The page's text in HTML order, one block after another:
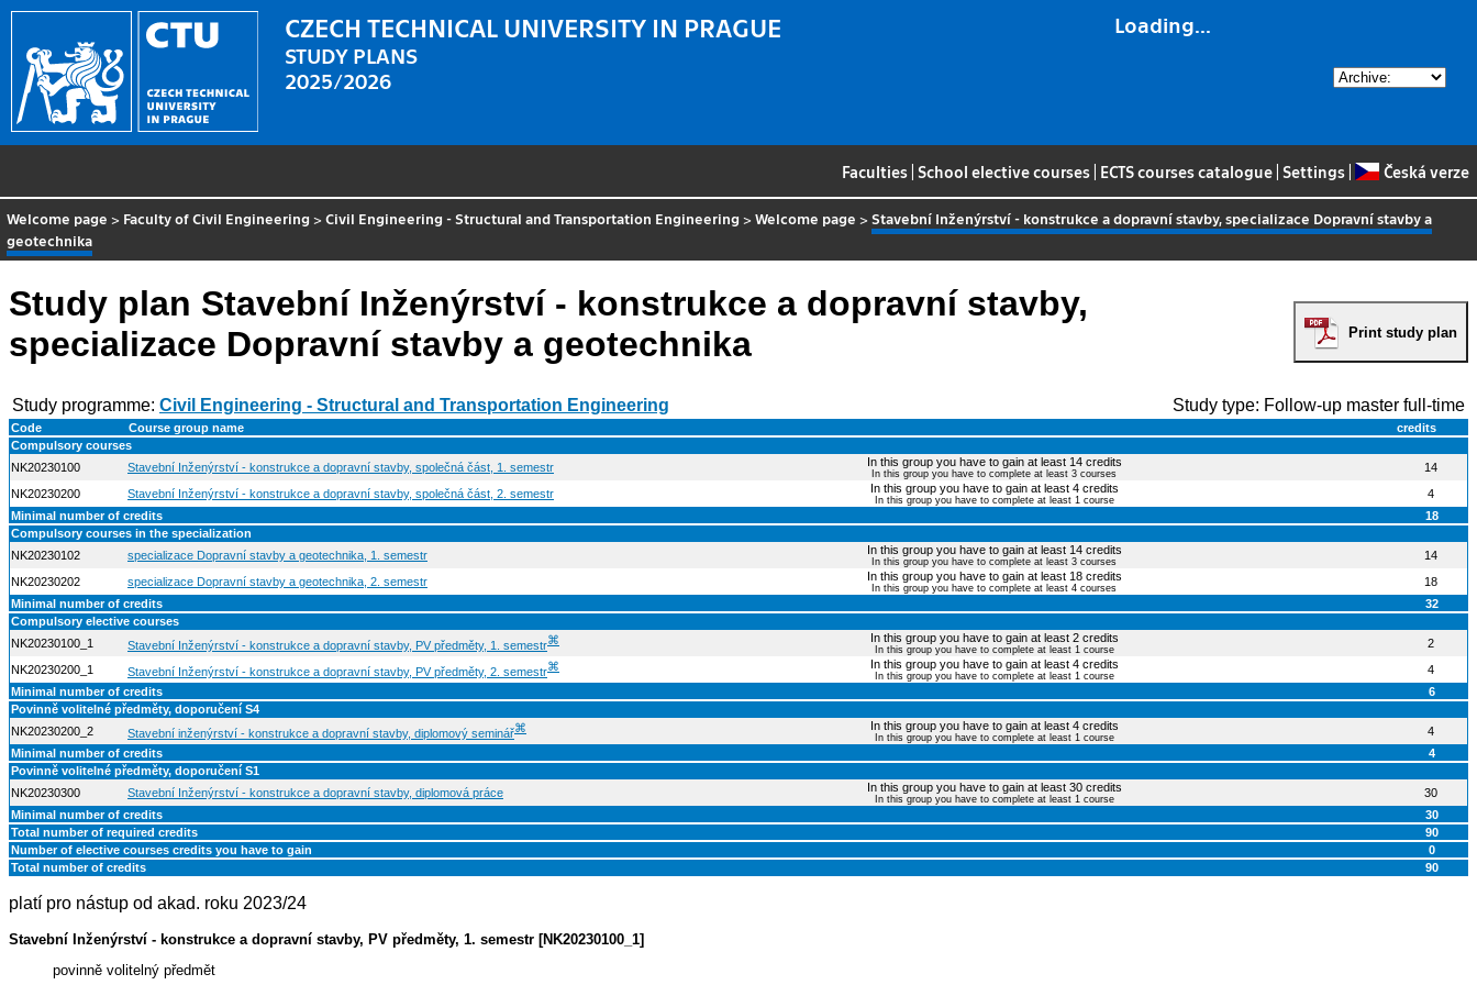
Loading...
CZECH TECHNICAL UNIVERSITY IN PRAGUE
STUDY PLANS
2025/2026
Faculties School elective courses ECTS courses catalogue Settings Česká verze
Welcome page > Faculty of Civil Engineering >Civil Engineering - Structural and Transportation Engineering >Welcome page >Stavební Inženýrství - konstrukce a dopravní stavby, specializace Dopravní stavby a
geotechnika
Print study plan
Study plan Stavební Inženýrství - konstrukce a dopravní stavby,
specializace Dopravní stavby a geotechnika
Study programme: Civil Engineering - Structural and Transportation Engineering Study type: Follow-up master full-time
Code Course group name
credits
Compulsory courses
NK20230100
Stavební Inženýrství - konstrukce a dopravní stavby, společná část, 1. semestr In this group you have to gain at least 14 credits
In this group you have to complete at least 3 courses
14
NK20230200
Stavební Inženýrství - konstrukce a dopravní stavby, společná část, 2. semestr In this group you have to gain at least 4 credits
In this group you have to complete at least 1 course
4
Minimal number of credits
18
Compulsory courses in the specialization
NK20230102
specializace Dopravní stavby a geotechnika, 1. semestr In this group you have to gain at least 14 credits
In this group you have to complete at least 3 courses
14
NK20230202
specializace Dopravní stavby a geotechnika, 2. semestr In this group you have to gain at least 18 credits
In this group you have to complete at least 4 courses
18
Minimal number of credits
32
Compulsory elective courses
NK20230100_1
Stavební Inženýrství - konstrukce a dopravní stavby, PV předměty, 1. semestr⌘ In this group you have to gain at least 2 credits
In this group you have to complete at least 1 course
2
NK20230200_1
Stavební Inženýrství - konstrukce a dopravní stavby, PV předměty, 2. semestr⌘ In this group you have to gain at least 4 credits
In this group you have to complete at least 1 course
4
Minimal number of credits
6
Povinně volitelné předměty, doporučení S4
NK20230200_2
Stavební inženýrství - konstrukce a dopravní stavby, diplomový seminář⌘ In this group you have to gain at least 4 credits
In this group you have to complete at least 1 course
4
Minimal number of credits
4
Povinně volitelné předměty, doporučení S1
NK20230300
Stavební Inženýrství - konstrukce a dopravní stavby, diplomová práce In this group you have to gain at least 30 credits
In this group you have to complete at least 1 course
30
Minimal number of credits
30
Total number of required credits
90
Number of elective courses credits you have to gain
0
Total number of credits
90
platí pro nástup od akad. roku 2023/24
Stavební Inženýrství - konstrukce a dopravní stavby, PV předměty, 1. semestr [NK20230100_1]
povinně volitelný předmět